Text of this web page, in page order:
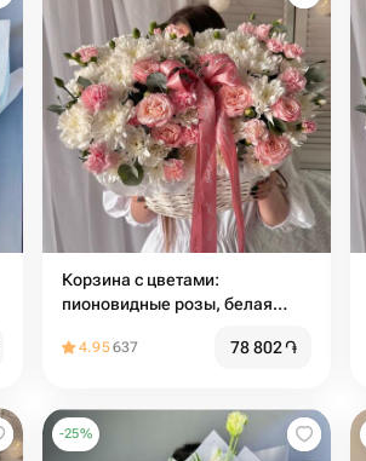
Корзина с цветами:
пионовидные розы, белая
эвкалипта🌸Размер М
4.95637 78 802֏
-25%